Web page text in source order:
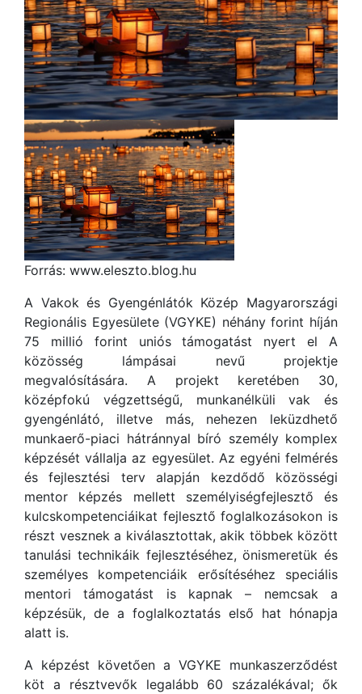
Forrás: www.eleszto.blog.hu
A Vakok és Gyengénlátók Közép Magyarországi
Regionális Egyesülete (VGYKE) néhány forint híján
75 millió forint uniós támogatást nyert el A
közösség lámpásai nevű projektje
megvalósítására. A projekt keretében 30,
középfokú végzettségű, munkanélküli vak és
gyengénlátó, illetve más, nehezen leküzdhető
munkaerő-piaci hátránnyal bíró személy komplex
képzését vállalja az egyesület. Az egyéni felmérés
és fejlesztési terv alapján kezdődő közösségi
mentor képzés mellett személyiségfejlesztő és
kulcskompetenciáikat fejlesztő foglalkozásokon is
részt vesznek a kiválasztottak, akik többek között
tanulási technikáik fejlesztéséhez, önismeretük és
személyes kompetenciáik erősítéséhez speciális
mentori támogatást is kapnak – nemcsak a
képzésük, de a foglalkoztatás első hat hónapja
alatt is.
A képzést követően a VGYKE munkaszerződést
köt a résztvevők legalább 60 százalékával; ők